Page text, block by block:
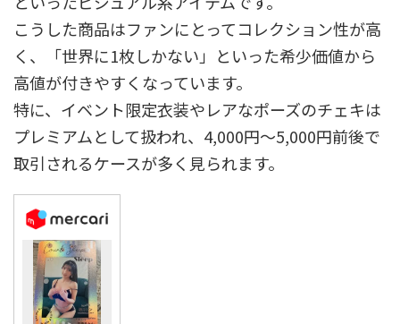
こうした商品はファンにとってコレクション性が高
く、「世界に1枚しかない」といった希少価値から
高値が付きやすくなっています。
特に、イベント限定衣装やレアなポーズのチェキは
プレミアムとして扱われ、4,000円〜5,000円前後で
取引されるケースが多く見られます。